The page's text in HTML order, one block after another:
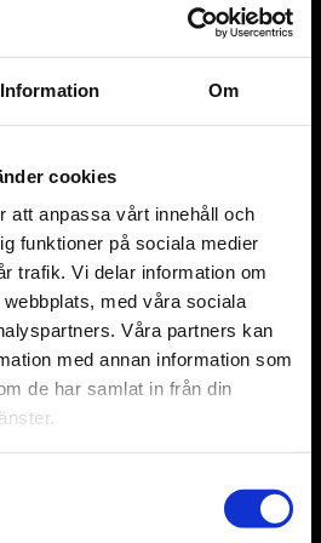
Information Om
cookies
att anpassa vårt innehåll och
funktioner på sociala medier
trafik. Vi delar information om
med våra sociala
Våra partners kan
med annan information som
de har samlat in från din
– Magiska Systrar
äntligen en uppföljare! Det
älskade klassikern på
av uppföljaren Practical
återvänder Magiska
Ta chansen att uppleva
bio igen för vårt
och Gillian Owens
där magi är en självklar